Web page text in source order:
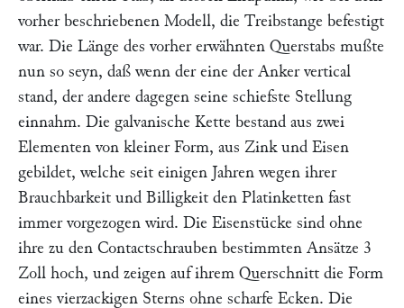
vorher beschriebenen Modell, die Treibstange befestigt
war. Die Länge des vorher erwähnten Querstabs mußte
nun so seyn, daß wenn der eine der Anker vertical
stand, der andere dagegen seine schiefste Stellung
einnahm. Die galvanische Kette bestand aus zwei
Elementen von kleiner Form, aus Zink und Eisen
gebildet, welche seit einigen Jahren wegen ihrer
Brauchbarkeit und Billigkeit den Platinketten fast
immer vorgezogen wird. Die Eisenstücke sind ohne
ihre zu den Contactschrauben bestimmten Ansätze 3
Zoll hoch, und zeigen auf ihrem Querschnitt die Form
eines vierzackigen Sterns ohne scharfe Ecken. Die